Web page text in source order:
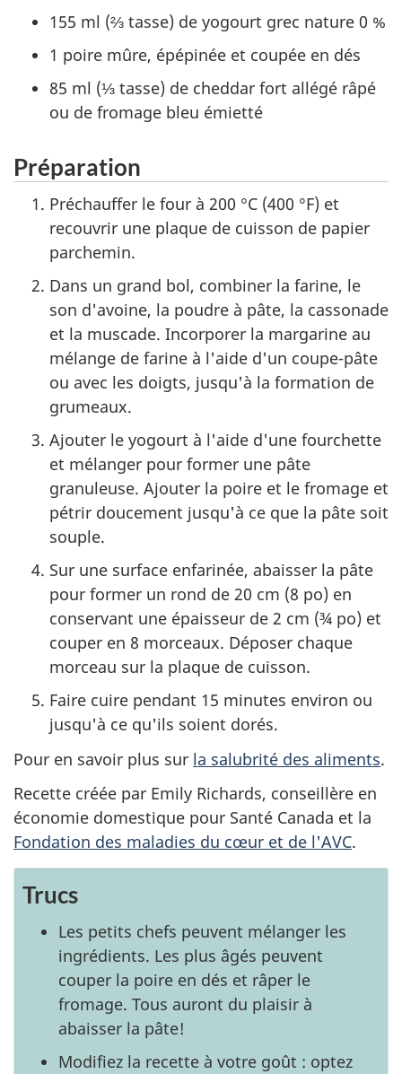
155 ml (⅔ tasse) de yogourt grec nature 0 %
1 poire mûre, épépinée et coupée en dés
85 ml (⅓ tasse) de cheddar fort allégé râpé
ou de fromage bleu émietté
Préparation
Préchauffer le four à 200 °C (400 °F) et
recouvrir une plaque de cuisson de papier
parchemin.
Dans un grand bol, combiner la farine, le
son d'avoine, la poudre à pâte, la cassonade
et la muscade. Incorporer la margarine au
mélange de farine à l'aide d'un coupe-pâte
ou avec les doigts, jusqu'à la formation de
grumeaux.
Ajouter le yogourt à l'aide d'une fourchette
et mélanger pour former une pâte
granuleuse. Ajouter la poire et le fromage et
pétrir doucement jusqu'à ce que la pâte soit
souple.
Sur une surface enfarinée, abaisser la pâte
pour former un rond de 20 cm (8 po) en
conservant une épaisseur de 2 cm (¾ po) et
couper en 8 morceaux. Déposer chaque
morceau sur la plaque de cuisson.
Faire cuire pendant 15 minutes environ ou
jusqu'à ce qu'ils soient dorés.
Pour en savoir plus sur la salubrité des aliments.
Recette créée par Emily Richards, conseillère en
économie domestique pour Santé Canada et la
Fondation des maladies du cœur et de l'AVC.
Trucs
Les petits chefs peuvent mélanger les
ingrédients. Les plus âgés peuvent
couper la poire en dés et râper le
fromage. Tous auront du plaisir à
abaisser la pâte!
Modifiez la recette à votre goût : optez